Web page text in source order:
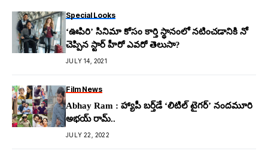
Special Looks
‘ఊపిరి’ సినిమా కోసం కార్తి స్థానంలో నటించడానికి నో
చెప్పిన స్టార్ హీరో ఎవరో తెలుసా?
JULY 14, 2021
Film News
Abhay Ram : హ్యాపీ బర్త్‌డే ‘లిటిల్ టైగర్’ నందమూరి
అభయ్ రామ్..
JULY 22, 2022